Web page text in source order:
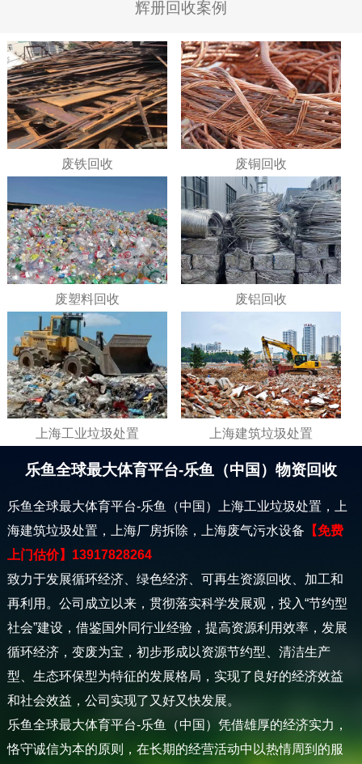
辉册回收案例
废铁回收 废铜回收
废塑料回收 废铝回收
上海工业垃圾处置 上海建筑垃圾处置
乐鱼全球最大体育平台-乐鱼（中国）物资回收
乐鱼全球最大体育平台-乐鱼（中国）上海工业垃圾处置，上
海建筑垃圾处置，上海厂房拆除，上海废气污水设备 【免费
上门估价】13917828264
致力于发展循环经济、绿色经济、可再生资源回收、加工和
再利用。公司成立以来，贯彻落实科学发展观，投入“节约型
社会”建设，借鉴国外同行业经验，提高资源利用效率，发展
循环经济，变废为宝，初步形成以资源节约型、清洁生产
型、生态环保型为特征的发展格局，实现了良好的经济效益
和社会效益，公司实现了又好又快发展。
乐鱼全球最大体育平台-乐鱼（中国）凭借雄厚的经济实力，
恪守诚信为本的原则，在长期的经营活动中以热情周到的服